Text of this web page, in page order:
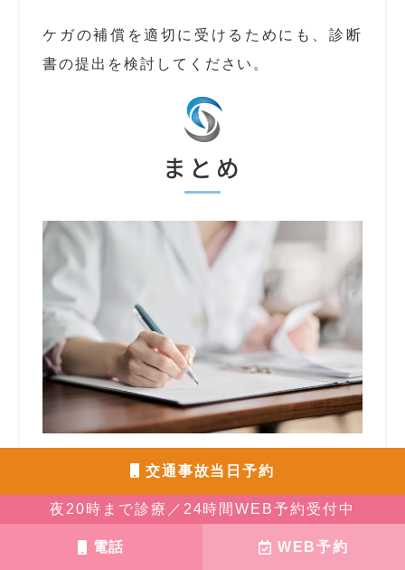
交通事故当日予約
夜20時まで診療／24時間WEB予約受付中
電話 WEB予約
ケガの補償を適切に受けるためにも、診断
書の提出を検討してください。
まとめ
交通事故に遭ったら、まず整形外科を受診
償手続き全体の土台になります。受診は事
故当日、遅くとも数日以内が目安です。診